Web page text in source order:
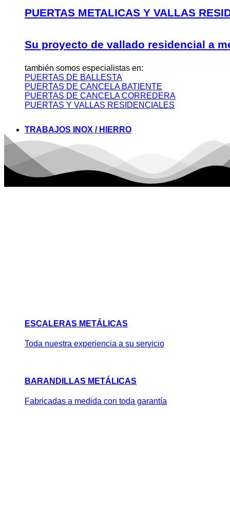
PUERTAS METALICAS Y VALLAS
Su proyecto de vallado residencial a
también somos especialistas en:
PUERTAS DE BALLESTA
PUERTAS DE CANCELA BATIENTE
PUERTAS DE CANCELA CORREDERA
PUERTAS Y VALLAS RESIDENCIALES
TRABAJOS INOX / HIERRO
ESCALERAS METÁLICAS
Toda nuestra experiencia a su servicio
BARANDILLAS METÁLICAS
Fabricadas a medida con toda garantía